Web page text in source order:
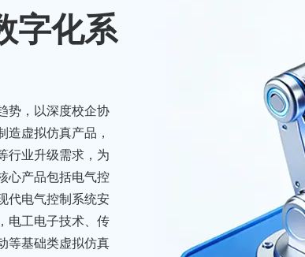
字化系
势，以深度校企协
造虚拟仿真产品，
行业升级需求，为
心产品包括电气控
代电气控制系统安
电工电子技术、传
等基础类虚拟仿真